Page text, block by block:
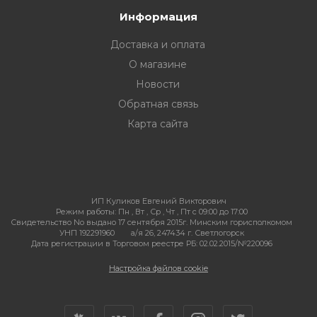
Информация
Доставка и оплата
О магазине
Новости
Обратная связь
Карта сайта
ИП Куликов Евгений Викторович
Режим работы: Пн , Вт , Ср , Чт , Пт c 09:00 до 17:00
Свидетельство No выдано 17 сентября 2015г. Минским горисполкомом
УНП 192291960
а/я 26, 247434 г. Светлогорск
Дата регистрации в Торговом реестре РБ: 02.02.2015/№220096
Настройка файлов cookie